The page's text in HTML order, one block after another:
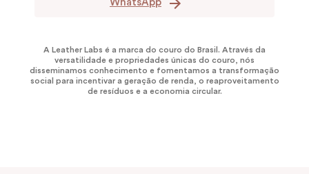
WhatsApp
A Leather Labs é a marca do couro do Brasil. Através da
versatilidade e propriedades únicas do couro, nós
disseminamos conhecimento e fomentamos a transformação
social para incentivar a geração de renda, o reaproveitamento
de resíduos e a economia circular.